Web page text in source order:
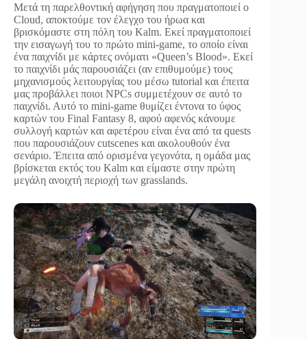
Μετά τη παρελθοντική αφήγηση που πραγματοποιεί ο
Cloud, αποκτούμε τον έλεγχο του ήρωα και
βρισκόμαστε στη πόλη του Kalm. Εκεί πραγματοποιεί
την εισαγωγή του το πρώτο mini-game, το οποίο είναι
ένα παιχνίδι με κάρτες ονόματι «Queen’s Blood». Εκεί
το παιχνίδι μάς παρουσιάζει (αν επιθυμούμε) τους
μηχανισμούς λειτουργίας του μέσω tutorial και έπειτα
μας προβάλλει ποιοι NPCs συμμετέχουν σε αυτό το
παιχνίδι. Αυτό το mini-game θυμίζει έντονα το ύφος
καρτών του Final Fantasy 8, αφού αφενός κάνουμε
συλλογή καρτών και αφετέρου είναι ένα από τα quests
που παρουσιάζουν cutscenes και ακολουθούν ένα
σενάριο. Έπειτα από ορισμένα γεγονότα, η ομάδα μας
βρίσκεται εκτός του Kalm και είμαστε στην πρώτη
μεγάλη ανοιχτή περιοχή των grasslands.